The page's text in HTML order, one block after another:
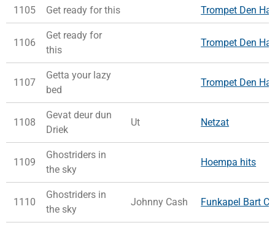
1105 Get ready for this Trompet Den
1106
Get ready for
this
Trompet Den
1107
Getta your lazy
bed
Trompet Den
1108
Gevat deur dun
Driek
Ut Netzat
1109
Ghostriders in
the sky
Hoempa hits
1110
Ghostriders in
the sky
Johnny Cash Funkapel Bart